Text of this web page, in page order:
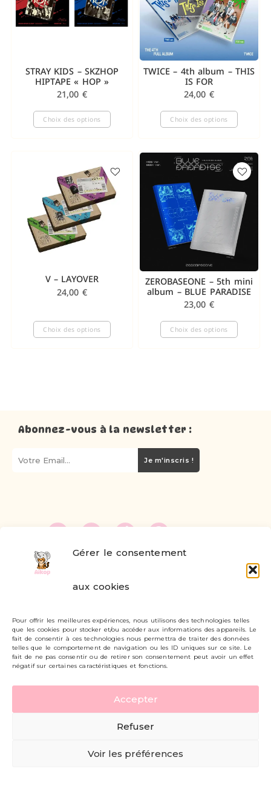
Gérer le consentement
aux cookies
Pour offrir les meilleures expériences, nous utilisons des technologies telles
que les cookies pour stocker et/ou accéder aux informations des appareils. Le
fait de consentir à ces technologies nous permettra de traiter des données
telles que le comportement de navigation ou les ID uniques sur ce site. Le
fait de ne pas consentir ou de retirer son consentement peut avoir un effet
négatif sur certaines caractéristiques et fonctions.
Accepter
Refuser
Voir les préférences
STRAY KIDS – SKZHOP
HIPTAPE « HOP »
21,00 €
Choix des options
TWICE – 4th album – THIS
IS FOR
24,00 €
Choix des options
V – LAYOVER
24,00 €
Choix des options
ZEROBASEONE – 5th mini
album – BLUE PARADISE
23,00 €
Choix des options
Abonnez-vous à la newsletter :
Je m'inscris !
Livraisons et retours
Mon compte
Carte cadeau
Politique de confidentialité
Mentions légales - CGV